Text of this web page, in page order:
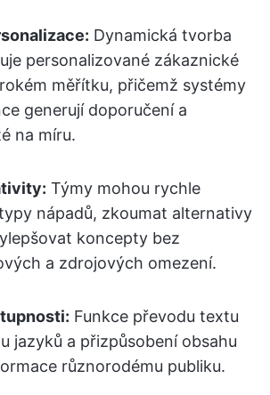
Dynamická tvorba
personalizované zákaznické
měřítku, přičemž systémy
generují doporučení a
na míru.
Týmy mohou rychle
nápadů, zkoumat alternativy
koncepty bez
a zdrojových omezení.
Funkce převodu textu
jazyků a přizpůsobení obsahu
různorodému publiku.